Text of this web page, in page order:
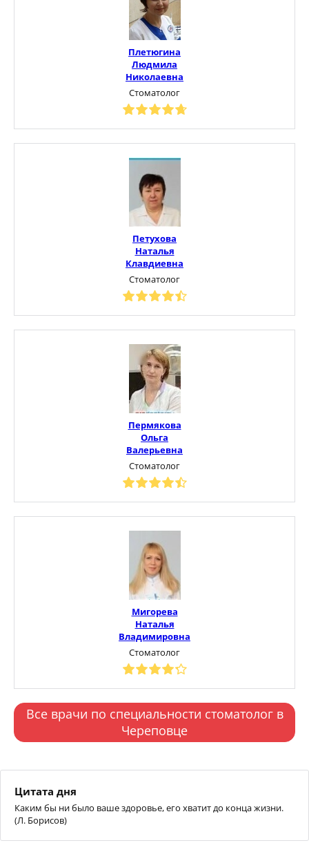
Плетюгина
Людмила
Николаевна
Стоматолог
Петухова
Наталья
Клавдиевна
Стоматолог
Пермякова
Ольга
Валерьевна
Стоматолог
Мигорева
Наталья
Владимировна
Стоматолог
Все врачи по специальности стоматолог в
Череповце
Цитата дня
Каким бы ни было ваше здоровье, его хватит до конца жизни.
(Л. Борисов)